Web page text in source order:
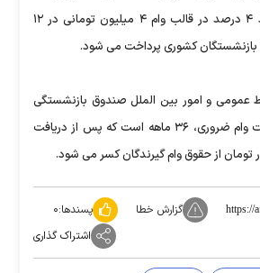
صادرات ایران، با کارمزد ۴ درصد در قالب وام ۴ میلیون تومانی در ۱۲
عمومی و امور بین الملل صندوق بازنشستگی
کشوری، مدت بازپرداخت وام ضروری، ۳۶ ماهه است که پس از دریافت
https:// گزارش خطا پسندها:۰
اشتراک گذاری